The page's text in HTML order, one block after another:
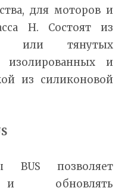
для моторов и
H. Состоят из
или тянутых
и
из силиконовой
BUS позволяет
и обновлять